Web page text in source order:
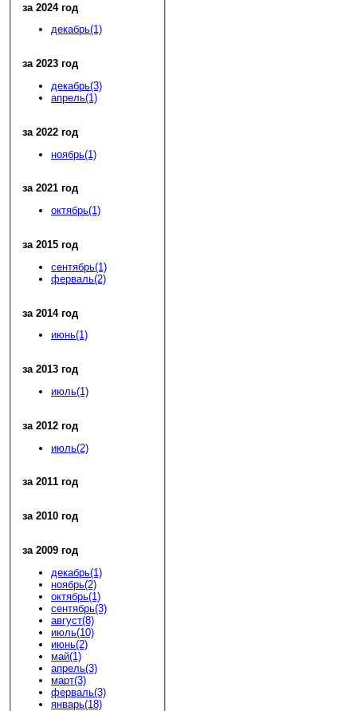
за 2024 год
декабрь(1)
за 2023 год
декабрь(3)
апрель(1)
за 2022 год
ноябрь(1)
за 2021 год
октябрь(1)
за 2015 год
сентябрь(1)
ферваль(2)
за 2014 год
июнь(1)
за 2013 год
июль(1)
за 2012 год
июль(2)
за 2011 год
за 2010 год
за 2009 год
декабрь(1)
ноябрь(2)
октябрь(1)
сентябрь(3)
август(8)
июль(10)
июнь(2)
май(1)
апрель(3)
март(3)
ферваль(3)
январь(18)